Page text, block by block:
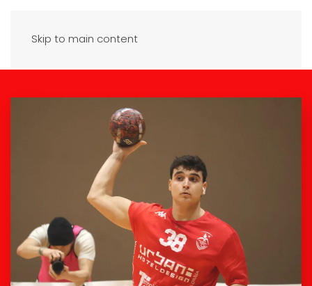
Skip to main content